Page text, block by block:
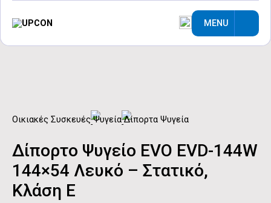
MENU
Οικιακές Συσκευές Ψυγεία Δίπορτα Ψυγεία
Δίπορτο Ψυγείο EVO EVD-144W
144×54 Λευκό – Στατικό,
Κλάση Ε